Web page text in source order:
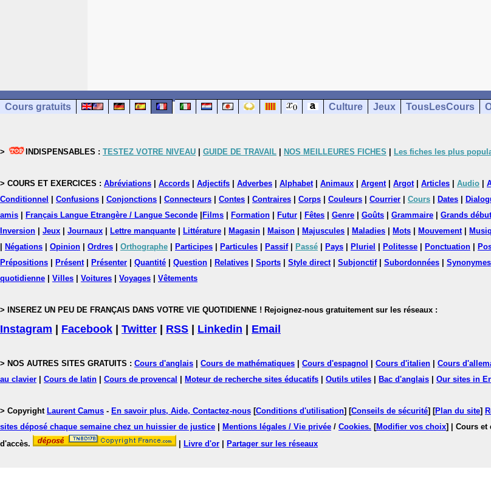
Cours gratuits Culture Jeux TousLesCours
> INDISPENSABLES : TESTEZ VOTRE NIVEAU GUIDE DE TRAVAIL NOS MEILLEURES FICHES Les fiches les plus
> COURS ET EXERCICES : Abréviations Accords Adjectifs Adverbes Alphabet| Animaux Argent| Argot| Articles Audio
Conditionnel
Confusions Conjonctions Connecteurs Contes Contraires Corps Couleurs Courrier Cours Dates
amis
Français Langue Etrangère / Langue Seconde Films Formation Futur Fêtes Genre Goûts Grammaire Grands
Inversion
Jeux Journaux Lettre manquante Littérature Magasin Maison Majuscules Maladies Mots Mouvement|
Négations Opinion Ordres Orthographe Participes Particules Passif| Passé Pays Pluriel Politesse Ponctuation
Prépositions
Présent| Présenter Quantité Question Relatives Sports Style direct| Subjonctif| Subordonnées Synonymes
quotidienne
Villes Voitures Voyages Vêtements
> INSEREZ UN PEU DE FRANÇAIS DANS VOTRE VIE QUOTIDIENNE ! Rejoignez-nous gratuitement sur les réseaux :
Instagram Facebook Twitter RSS Linkedin Email
> NOS AUTRES SITES GRATUITS : Cours d'anglais Cours de mathématiques Cours d'espagnol Cours d'italien Cours
au clavier
Cours de latin Cours de provencal Moteur de recherche sites éducatifs Outils utiles Bac d'anglais Our sites in
> Copyright Laurent Camus - En savoir plus, Aide, Contactez-nous [Conditions d'utilisation] [Conseils de sécurité] [Plan du site]
sites déposé chaque semaine chez un huissier de justice
Mentions légales / Vie privée / Cookies. [Modifier vos choix]
| Cours
d'accès.
Livre d'or Partager sur les réseaux